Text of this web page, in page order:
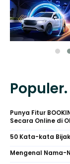
Populer.
Punya Fitur
Secara Online di
50 Kata-kata
Mengenal Nama-